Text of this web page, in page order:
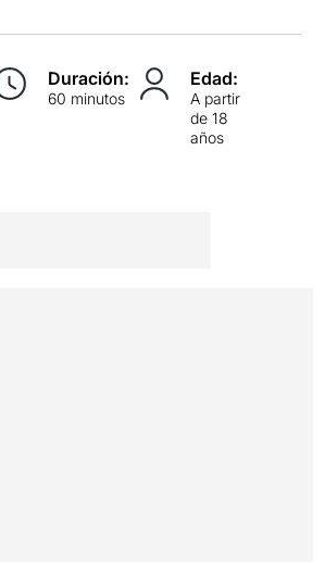
Duración:
60 minutos
Edad:
A partir
de 18
años